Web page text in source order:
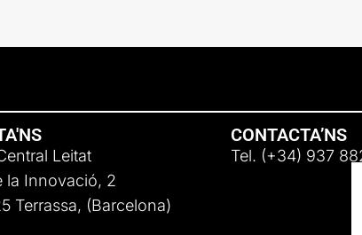
Leitat
la Innovació, 2
Terrassa, (Barcelona)
CONTACTA’NS
Tel. (+34) 937